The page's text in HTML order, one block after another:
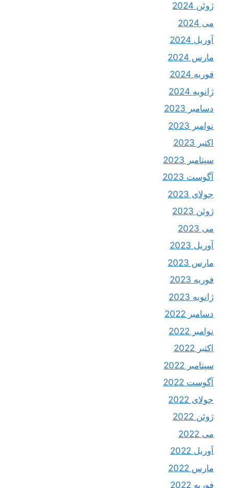
ژوئن 2024
می 2024
آوریل 2024
مارس 2024
فوریه 2024
ژانویه 2024
دسامبر 2023
نوامبر 2023
اکتبر 2023
سپتامبر 2023
آگوست 2023
جولای 2023
ژوئن 2023
می 2023
آوریل 2023
مارس 2023
فوریه 2023
ژانویه 2023
دسامبر 2022
نوامبر 2022
اکتبر 2022
سپتامبر 2022
آگوست 2022
جولای 2022
ژوئن 2022
می 2022
آوریل 2022
مارس 2022
فوریه 2022